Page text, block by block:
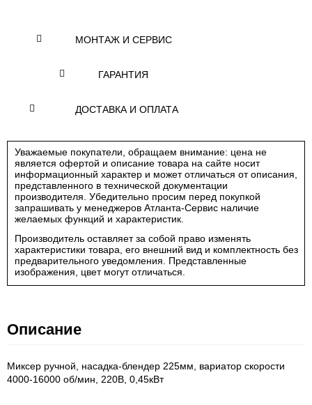
МОНТАЖ И СЕРВИС
ГАРАНТИЯ
ДОСТАВКА И ОПЛАТА
Уважаемые покупатели, обращаем внимание: цена не
является офертой и описание товара на сайте носит
информационный характер и может отличаться от описания,
представленного в технической документации
производителя. Убедительно просим перед покупкой
запрашивать у менеджеров Атланта-Сервис наличие
желаемых функций и характеристик.
Производитель оставляет за собой право изменять
характеристики товара, его внешний вид и комплектность без
предварительного уведомления. Представленные
изображения, цвет могут отличаться.
Описание
Миксер ручной, насадка-блендер 225мм, вариатор скорости
4000-16000 об/мин, 220В, 0,45кВт